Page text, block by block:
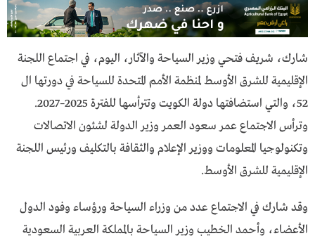
شارك، شريف فتحي وزير السياحة والآثار، اليوم، في اجتماع اللجنة
الإقليمية للشرق الأوسط لمنظمة الأمم المتحدة للسياحة في دورتها ال
52، والتي استضافتها دولة الكويت وتترأسها للفترة 2025–2027.
وترأس الاجتماع عمر سعود العمر وزير الدولة لشئون الاتصالات
وتكنولوجيا المعلومات ووزير الإعلام والثقافة بالتكليف ورئيس اللجنة
الإقليمية للشرق الأوسط.
وقد شارك في الاجتماع عدد من وزراء السياحة ورؤساء وفود الدول
الأعضاء، وأحمد الخطيب وزير السياحة بالمملكة العربية السعودية